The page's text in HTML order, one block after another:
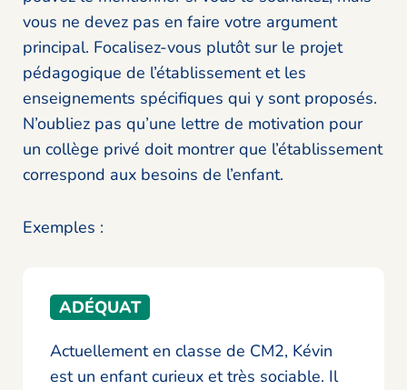
vous ne devez pas en faire votre argument
principal. Focalisez-vous plutôt sur le projet
pédagogique de l’établissement et les
enseignements spécifiques qui y sont proposés.
N’oubliez pas qu’une lettre de motivation pour
un collège privé doit montrer que l’établissement
correspond aux besoins de l’enfant.
Exemples :
ADÉQUAT
Actuellement en classe de CM2, Kévin
est un enfant curieux et très sociable. Il